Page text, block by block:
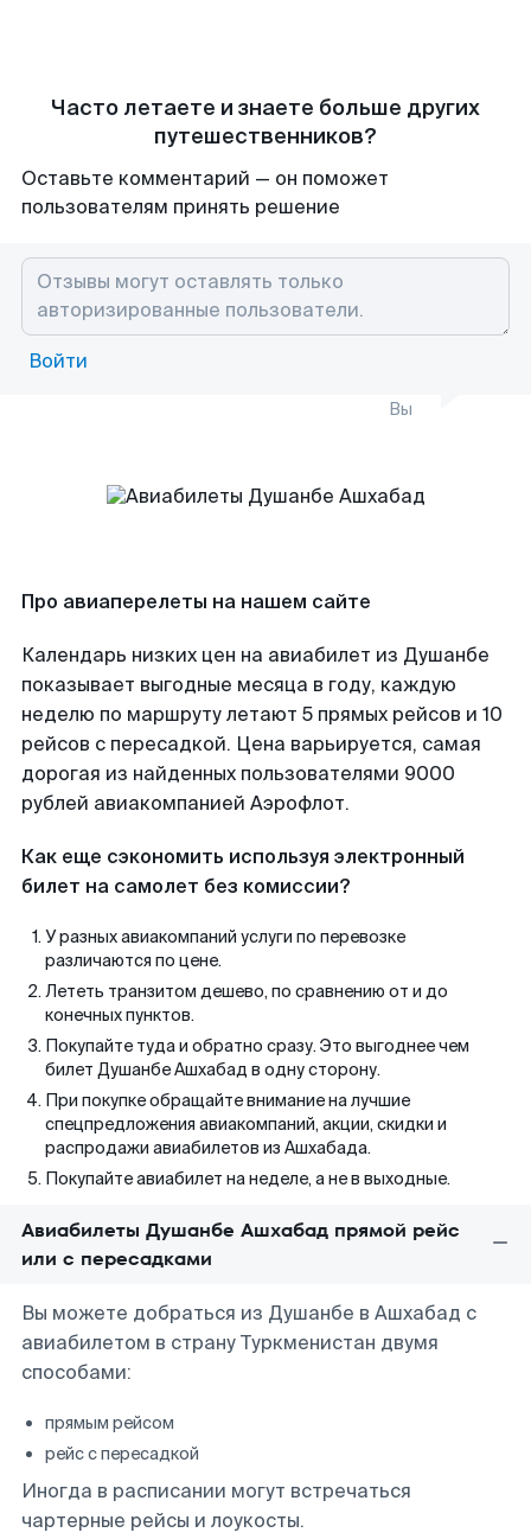
Часто летаете и знаете больше других
путешественников?
Оставьте комментарий — он поможет
пользователям принять решение
Войти
Вы
Про авиаперелеты на нашем сайте
Календарь низких цен на авиабилет из Душанбе
показывает выгодные месяца в году, каждую
неделю по маршруту летают 5 прямых рейсов и 10
рейсов с пересадкой. Цена варьируется, самая
дорогая из найденных пользователями 9000
рублей авиакомпанией Аэрофлот.
Как еще сэкономить используя электронный
билет на самолет без комиссии?
У разных авиакомпаний услуги по перевозке
различаются по цене.
Лететь транзитом дешево, по сравнению от и до
конечных пунктов.
Покупайте туда и обратно сразу. Это выгоднее чем
билет Душанбе Ашхабад в одну сторону.
При покупке обращайте внимание на лучшие
спецпредложения авиакомпаний, акции, скидки и
распродажи авиабилетов из Ашхабада.
Покупайте авиабилет на неделе, а не в выходные.
Авиабилеты Душанбе Ашхабад прямой рейс
или с пересадками
Вы можете добраться из Душанбе в Ашхабад с
авиабилетом в страну Туркменистан двумя
способами:
прямым рейсом
рейс с пересадкой
Иногда в расписании могут встречаться
чартерные рейсы и лоукосты.